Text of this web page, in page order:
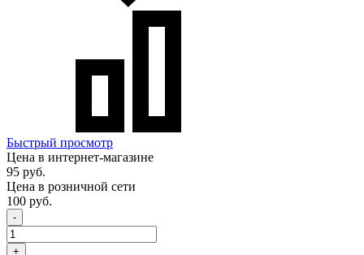
Быстрый просмотр
Цена в интернет-магазине
95 руб.
Цена в розничной сети
100 руб.
-
+